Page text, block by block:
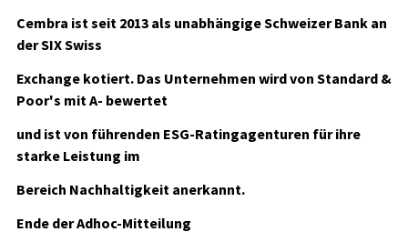
Cembra ist seit 2013 als unabhängige Schweizer Bank an
der SIX Swiss
Exchange kotiert. Das Unternehmen wird von Standard &
Poor's mit A- bewertet
und ist von führenden ESG-Ratingagenturen für ihre
starke Leistung im
Bereich Nachhaltigkeit anerkannt.
Ende der Adhoc-Mitteilung